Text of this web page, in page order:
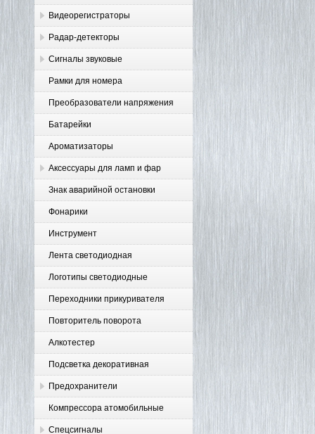
Видеорегистраторы
Радар-детекторы
Сигналы звуковые
Рамки для номера
Преобразователи напряжения
Батарейки
Ароматизаторы
Аксессуары для ламп и фар
Знак аварийной остановки
Фонарики
Инструмент
Лента светодиодная
Логотипы светодиодные
Переходники прикуривателя
Повторитель поворота
Алкотестер
Подсветка декоративная
Предохранители
Компрессора атомобильные
Спецсигналы